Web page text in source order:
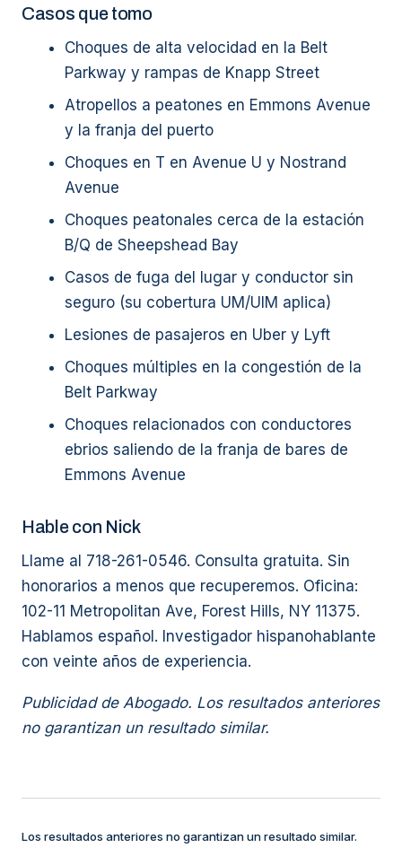
Casos que tomo
Choques de alta velocidad en la Belt
Parkway y rampas de Knapp Street
Atropellos a peatones en Emmons Avenue
y la franja del puerto
Choques en T en Avenue U y Nostrand
Avenue
Choques peatonales cerca de la estación
B/Q de Sheepshead Bay
Casos de fuga del lugar y conductor sin
seguro (su cobertura UM/UIM aplica)
Lesiones de pasajeros en Uber y Lyft
Choques múltiples en la congestión de la
Belt Parkway
Choques relacionados con conductores
ebrios saliendo de la franja de bares de
Emmons Avenue
Hable con Nick
Llame al 718-261-0546. Consulta gratuita. Sin
honorarios a menos que recuperemos. Oficina:
102-11 Metropolitan Ave, Forest Hills, NY 11375.
Hablamos español. Investigador hispanohablante
con veinte años de experiencia.
Publicidad de Abogado. Los resultados anteriores
no garantizan un resultado similar.
Los resultados anteriores no garantizan un resultado similar.